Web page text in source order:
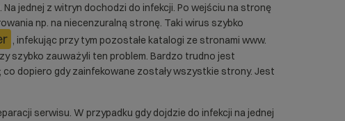
jednej z witryn dochodzi do infekcji. Po wejściu na stronę
np. na niecenzuralną stronę. Taki wirus szybko
, infekując przy tym pozostałe katalogi ze stronami www.
szybko zauważyli ten problem. Bardzo trudno jest
dopiero gdy zainfekowane zostały wszystkie strony. Jest
serwisu. W przypadku gdy dojdzie do infekcji na jednej